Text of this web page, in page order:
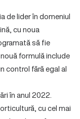
de lider în domeniul
cu noua
să fie
formulă include
control fără egal al
în anul 2022.
cu cel mai